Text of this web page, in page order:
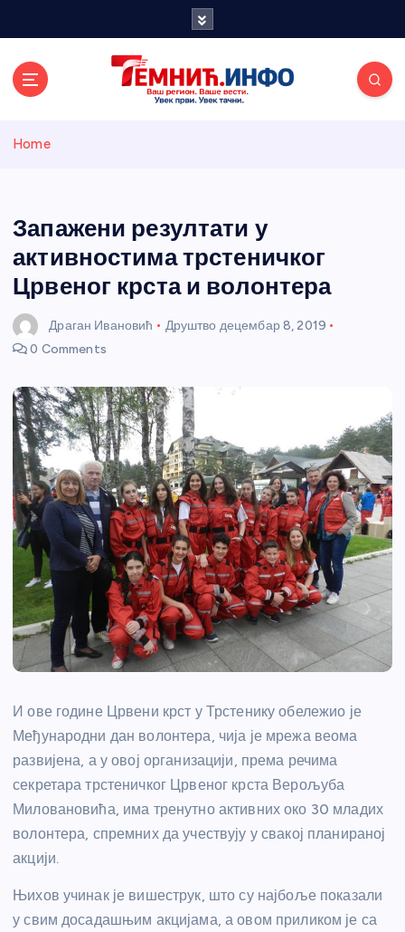
и портал
Home
Запажени резултати у
активностима трстеничког
Црвеног крста и волонтера
Драган Ивановић Друштво децембар 8, 2019
0 Comments
И ове године Црвени крст у Трстенику обележио је
Међународни дан волонтера, чија је мрежа веома
развијена, а у овој организацији, према речима
секретара трстеничког Црвеног крста Верољуба
Миловановића, има тренутно активних око 30 младих
волонтера, спремних да учествују у свакој планираној
акцији.
Њихов учинак је вишеструк, што су најбоље показали
у свим досадашњим акцијама, а овом приликом је са